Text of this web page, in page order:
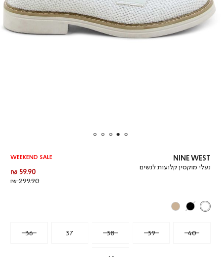
NINE WEST
נעלי מוקסין קלועות לנשים
WEEKEND SALE
מחיר
מוצר
59.90 ₪
299.90 ₪
36 37 38 39 40